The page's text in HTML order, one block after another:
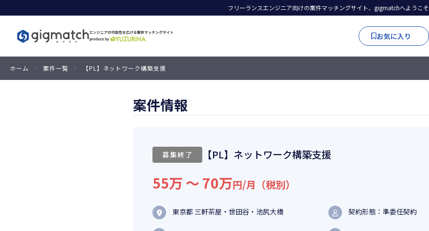
フリーランスエンジニア向けの案件マッチングサイト、gigmatchへようこそ
お気に入り
ホーム > 案件一覧 > 【PL】ネットワーク構築支援
案件情報
募集終了 【PL】ネットワーク構築支援
55万 〜 70万円/月（税別）
東京都 三軒茶屋・世田谷・池尻大橋 契約形態：準委任契約